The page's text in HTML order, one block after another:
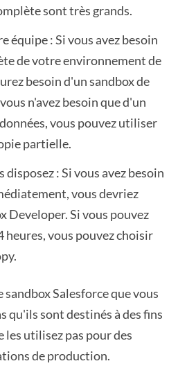
sont très grands.
équipe : Si vous avez besoin
de votre environnement de
besoin d'un sandbox de
n'avez besoin que d'un
vous pouvez utiliser
partielle.
disposez : Si vous avez besoin
vous devriez
Developer. Si vous pouvez
heures, vous pouvez choisir
Salesforce que vous
qu'ils sont destinés à des fins
utilisez pas pour des
de production.